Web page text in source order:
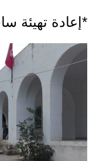
*إعادة تهيئة